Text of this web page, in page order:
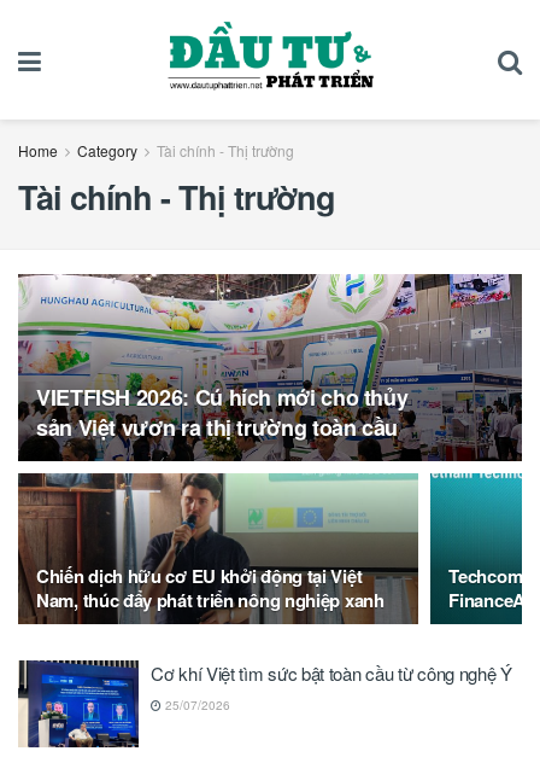
Home Category Tài chính - Thị trường
Tài chính - Thị trường
VIETFISH 2026: Cú hích mới cho thủy
sản Việt vươn ra thị trường toàn cầu
Chiến dịch hữu cơ EU khởi động tại Việt
Nam, thúc đẩy phát triển nông nghiệp xanh
Cơ khí Việt tìm sức bật toàn cầu từ công nghệ Ý
25/07/2026